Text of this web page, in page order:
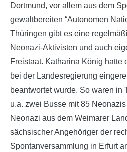
Dortmund, vor allem aus dem
gewaltbereiten “Autonomen
Thüringen gibt es eine
Neonazi-Aktivisten und auch
Freistaat. Katharina König hatte
bei der Landesregierung
beantwortet wurde. So waren in
u.a. zwei Busse mit 85
Neonazi aus dem Weimarer
sächsischer Angehöriger der
Spontanversammlung in Erfurt